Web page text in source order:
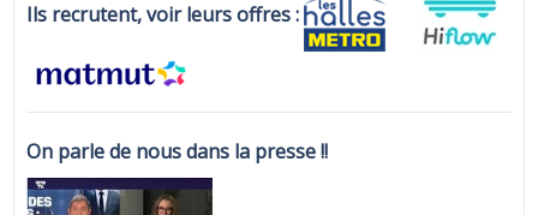
Ils recrutent, voir leurs offres :
On parle de nous dans la presse !!